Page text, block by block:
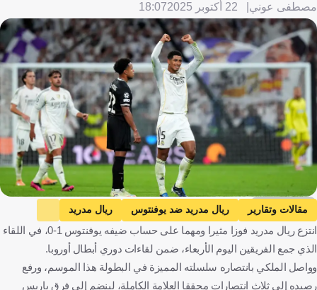
مصطفى عوني 22 أكتوبر 2025 18:07
Getty Images
مقالات وتقارير ريال مدريد ضد يوفنتوس
ريال مدريد
يوفنتوس
دوري أبطال أوروبا جود بيلينجهام
كيليان مبابي
إسبانيا
إيطاليا إنجلترا فرنسا كرة قدم
انتزع ريال مدريد فوزا مثيرا ومهما على حساب ضيفه يوفنتوس 1-0، في اللقاء
الذي جمع الفريقين اليوم الأربعاء، ضمن لقاءات دوري أبطال أوروبا.
وواصل الملكي بانتصاره سلسلته المميزة في البطولة هذا الموسم، ورفع
رصيده إلى ثلاث انتصارات محققا العلامة الكاملة، لينضم إلى فرق باريس